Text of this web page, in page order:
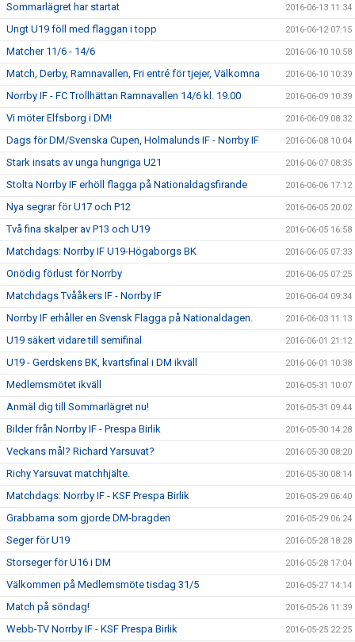
Sommarlägret har startat 2016-06-13 11:34
Ungt U19 föll med flaggan i topp 2016-06-12 07:15
Matcher 11/6 - 14/6 2016-06-10 10:58
Match, Derby, Ramnavallen, Fri entré för tjejer, Välkomna 2016-06-10 10:39
Norrby IF - FC Trollhättan Ramnavallen 14/6 kl. 19.00 2016-06-09 10:39
Vi möter Elfsborg i DM! 2016-06-09 08:32
Dags för DM/Svenska Cupen, Holmalunds IF - Norrby IF 2016-06-08 10:04
Stark insats av unga hungriga U21 2016-06-07 08:35
Stolta Norrby IF erhöll flagga på Nationaldagsfirande 2016-06-06 17:12
Nya segrar för U17 och P12 2016-06-05 20:02
Två fina skalper av P13 och U19 2016-06-05 16:58
Matchdags: Norrby IF U19-Högaborgs BK 2016-06-05 07:33
Onödig förlust för Norrby 2016-06-05 07:25
Matchdags Tvååkers IF - Norrby IF 2016-06-04 09:34
Norrby IF erhåller en Svensk Flagga på Nationaldagen. 2016-06-03 11:13
U19 säkert vidare till semifinal 2016-06-01 21:12
U19 - Gerdskens BK, kvartsfinal i DM ikväll 2016-06-01 10:38
Medlemsmötet ikväll 2016-05-31 10:07
Anmäl dig till Sommarlägret nu! 2016-05-31 09:44
Bilder från Norrby IF - Prespa Birlik 2016-05-30 14:28
Veckans mål? Richard Yarsuvat? 2016-05-30 08:20
Richy Yarsuvat matchhjälte. 2016-05-30 08:14
Matchdags: Norrby IF - KSF Prespa Birlik 2016-05-29 06:40
Grabbarna som gjorde DM-bragden 2016-05-29 06:24
Seger för U19 2016-05-28 18:28
Storseger för U16 i DM 2016-05-28 17:04
Välkommen på Medlemsmöte tisdag 31/5 2016-05-27 14:14
Match på söndag! 2016-05-26 11:39
Webb-TV Norrby IF - KSF Prespa Birlik 2016-05-25 22:25